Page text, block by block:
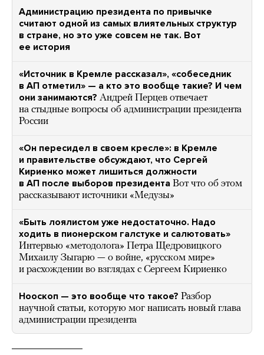
Администрацию президента по привычке
считают одной из самых влиятельных структур
в стране, но это уже совсем не так. Вот
ее история
«Источник в Кремле рассказал», «собеседник
в АП отметил» — а кто это вообще такие? И чем
они занимаются? Андрей Перцев отвечает
на стыдные вопросы об администрации президента
России
«Он пересидел в своем кресле»: в Кремле
и правительстве обсуждают, что Сергей
Кириенко может лишиться должности
в АП после выборов президента Вот что об этом
рассказывают источники «Медузы»
«Быть лоялистом уже недостаточно. Надо
ходить в пионерском галстуке и салютовать»
Интервью «методолога» Петра Щедровицкого
Михаилу Зыгарю — о войне, «русском мире»
и расхождении во взглядах с Сергеем Кириенко
Нооскоп — это вообще что такое? Разбор
научной статьи, которую мог написать новый глава
администрации президента